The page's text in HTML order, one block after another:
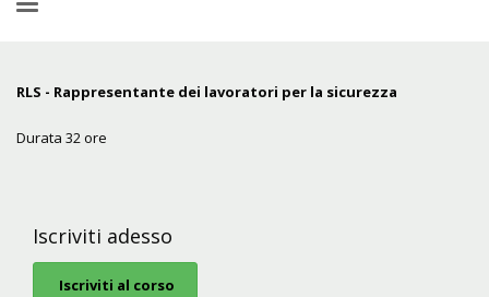
RLS - Rappresentante dei lavoratori per la sicurezza
Durata 32 ore
Iscriviti adesso
Iscriviti al corso